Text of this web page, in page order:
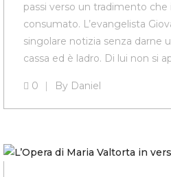
passi verso un tradimento che
consumato. L’evangelista
singolare notizia senza darne
cassa ed è ladro. Di lui non si
0 By Daniel